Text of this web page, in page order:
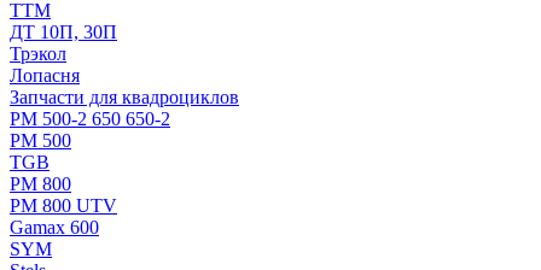
ТТМ
ДТ 10П, 30П
Трэкол
Лопасня
Запчасти для квадроциклов
РМ 500-2 650 650-2
РМ 500
TGB
РМ 800
РМ 800 UTV
Gamax 600
SYM